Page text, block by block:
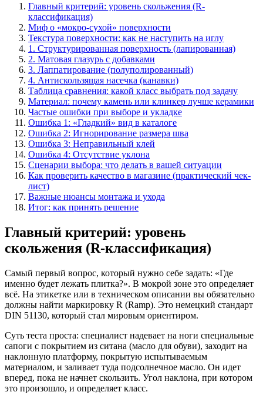
Главный критерий: уровень скольжения (R-
классификация)
Миф о «мокро-сухой» поверхности
Текстура поверхности: как не наступить на иглу
1. Структурированная поверхность (лапированная)
2. Матовая глазурь с добавками
3. Лаппатирование (полуполированный)
4. Антискользящая насечка (канавки)
Таблица сравнения: какой класс выбрать под задачу
Материал: почему камень или клинкер лучше керамики
Частые ошибки при выборе и укладке
Ошибка 1: «Гладкий» вид в каталоге
Ошибка 2: Игнорирование размера шва
Ошибка 3: Неправильный клей
Ошибка 4: Отсутствие уклона
Сценарии выбора: что делать в вашей ситуации
Как проверить качество в магазине (практический чек-
лист)
Важные нюансы монтажа и ухода
Итог: как принять решение
Главный критерий: уровень
скольжения (R-классификация)
Самый первый вопрос, который нужно себе задать: «Где
именно будет лежать плитка?». В мокрой зоне это определяет
всё. На этикетке или в техническом описании вы обязательно
должны найти маркировку R (Ramp). Это немецкий стандарт
DIN 51130, который стал мировым ориентиром.
Суть теста проста: специалист надевает на ноги специальные
сапоги с покрытием из ситана (масло для обуви), заходит на
наклонную платформу, покрытую испытываемым
материалом, и заливает туда подсолнечное масло. Он идет
вперед, пока не начнет скользить. Угол наклона, при котором
это произошло, и определяет класс.